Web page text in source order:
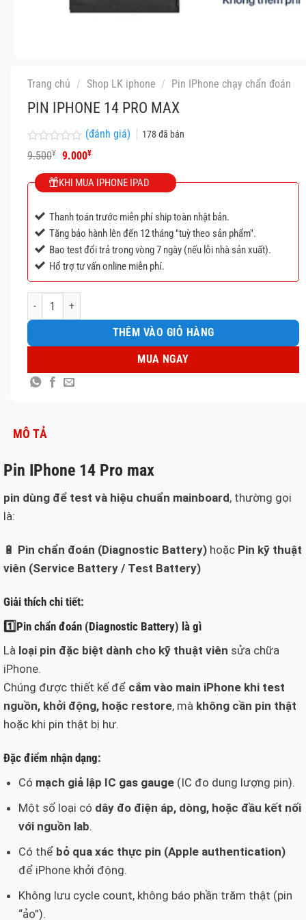
Trang chủ / Shop LK iphone / Pin IPhone chạy chẩn đoán
PIN IPHONE 14 PRO MAX
Được
xếp
hạng
0
(đánh giá) 178 đã bán
9.500¥
Giá
là:
9.500¥.
9.000¥Giá
tại
là:
KHI MUA IPHONE IPAD
Thanh toán trước miễn phí ship toàn nhật bản.
Tăng bảo hành lên đến 12 tháng "tuỳ theo sản phẩm".
Bao test đổi trả trong vòng 7 ngày (nếu lỗi nhà sản xuất).
Hổ trợ tư vấn online miễn phí.
Pin IPhone 14 Pro max số lượng
THÊM VÀO GIỎ HÀNG
MUA NGAY
MÔ TẢ
Pin IPhone 14 Pro max
pin dùng để test và hiệu chuẩn mainboard, thường gọi
là:
🔋 Pin chẩn đoán (Diagnostic Battery) hoặc Pin kỹ thuật
viên (Service Battery / Test Battery)
Giải thích chi tiết:
1️⃣Pin chẩn đoán (Diagnostic Battery) là gì
Là loại pin đặc biệt dành cho kỹ thuật viên sửa chữa
iPhone.
Chúng được thiết kế để cắm vào main iPhone khi test
nguồn, khởi động, hoặc restore, mà không cần pin thật
hoặc khi pin thật bị hư.
Đặc điểm nhận dạng:
Có mạch giả lập IC gas gauge (IC đo dung lượng pin).
Một số loại có dây đo điện áp, dòng, hoặc đầu kết nối
với nguồn lab.
Có thể bỏ qua xác thực pin (Apple authentication)
để iPhone khởi động.
Không lưu cycle count, không báo phần trăm thật (pin
“ảo”).